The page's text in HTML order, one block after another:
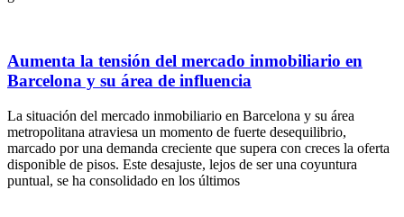
Aumenta la tensión del mercado inmobiliario en
Barcelona y su área de influencia
La situación del mercado inmobiliario en Barcelona y su área
metropolitana atraviesa un momento de fuerte desequilibrio,
marcado por una demanda creciente que supera con creces la oferta
disponible de pisos. Este desajuste, lejos de ser una coyuntura
puntual, se ha consolidado en los últimos